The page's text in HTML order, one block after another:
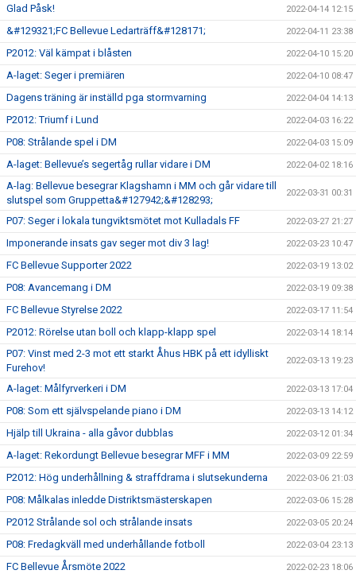
Glad Påsk! 2022-04-14 12:15
&#129321;FC Bellevue Ledarträff&#128171; 2022-04-11 23:38
P2012: Väl kämpat i blåsten 2022-04-10 15:20
A-laget: Seger i premiären 2022-04-10 08:47
Dagens träning är inställd pga stormvarning 2022-04-04 14:13
P2012: Triumf i Lund 2022-04-03 16:22
P08: Strålande spel i DM 2022-04-03 15:09
A-laget: Bellevue’s segertåg rullar vidare i DM 2022-04-02 18:16
A-lag: Bellevue besegrar Klagshamn i MM och går vidare till
slutspel som Gruppetta&#127942;&#128293;
2022-03-31 00:31
P07: Seger i lokala tungviktsmötet mot Kulladals FF 2022-03-27 21:27
Imponerande insats gav seger mot div 3 lag! 2022-03-23 10:47
FC Bellevue Supporter 2022 2022-03-19 13:02
P08: Avancemang i DM 2022-03-19 09:38
FC Bellevue Styrelse 2022 2022-03-17 11:54
P2012: Rörelse utan boll och klapp-klapp spel 2022-03-14 18:14
P07: Vinst med 2-3 mot ett starkt Åhus HBK på ett idylliskt
Furehov!
2022-03-13 19:23
A-laget: Målfyrverkeri i DM 2022-03-13 17:04
P08: Som ett självspelande piano i DM 2022-03-13 14:12
Hjälp till Ukraina - alla gåvor dubblas 2022-03-12 01:34
A-laget: Rekordungt Bellevue besegrar MFF i MM 2022-03-09 22:59
P2012: Hög underhållning & straffdrama i slutsekunderna 2022-03-06 21:03
P08: Målkalas inledde Distriktsmästerskapen 2022-03-06 15:28
P2012 Strålande sol och strålande insats 2022-03-05 20:24
P08: Fredagkväll med underhållande fotboll 2022-03-04 23:13
FC Bellevue Årsmöte 2022 2022-02-23 18:06